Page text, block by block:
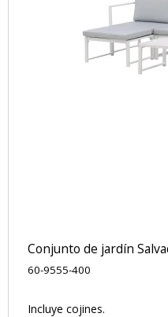
Conjunto de jardín
60-9555-400
Incluye cojines.